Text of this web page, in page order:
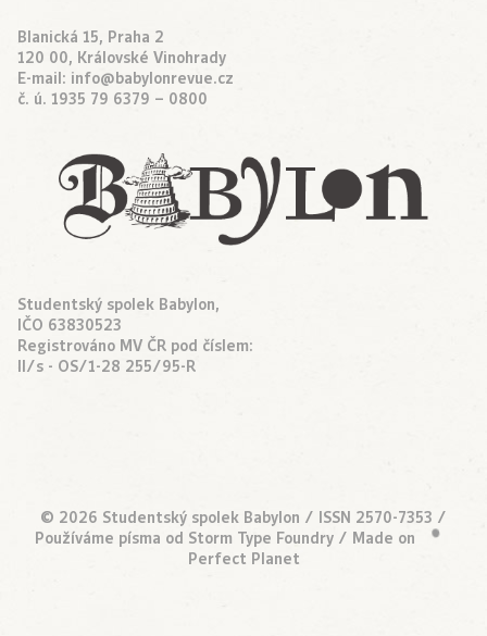
Blanická 15, Praha 2
120 00, Královské Vinohrady
E-mail: info@babylonrevue.cz
č. ú. 1935 79 6379 – 0800
Studentský spolek Babylon,
IČO 63830523
Registrováno MV ČR pod číslem:
II/s - OS/1-28 255/95-R
© 2026 Studentský spolek Babylon / ISSN 2570-7353 /
Používáme písma od Storm Type Foundry / Made on •
Perfect Planet